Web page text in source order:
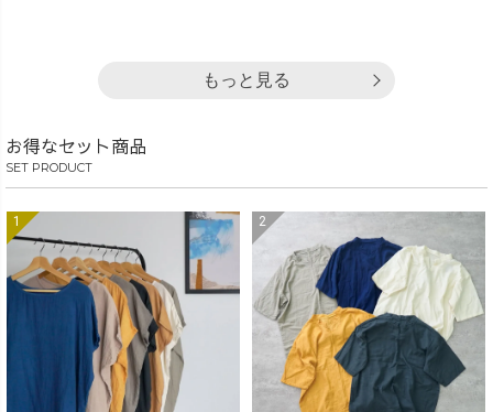
もっと見る
お得なセット商品
SET PRODUCT